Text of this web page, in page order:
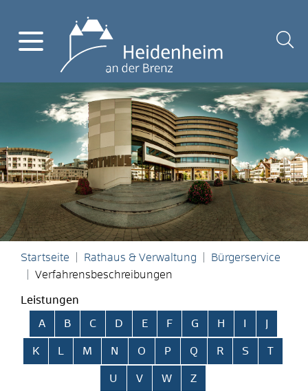
Startseite Rathaus & Verwaltung
Bürgerservice
Verfahrensbeschreibungen
Leistungen
Alphabetisches Register überspringen
A B C D E F G H
K L M N O P Q R S T
U V W Z